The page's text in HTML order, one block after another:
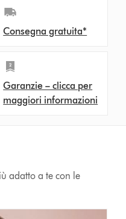
Consegna gratuita*
Garanzie – clicca per
maggiori informazioni
adatto a te con le